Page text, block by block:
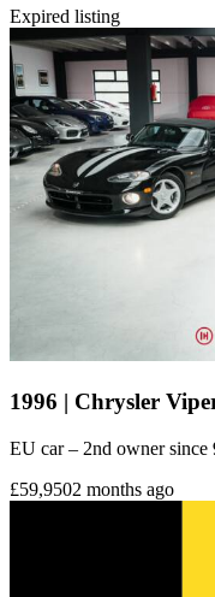
Expired listing
1996 | Chrysler
EU car – 2nd owner since
£59,9502 months ago